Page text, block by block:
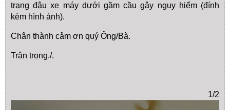
trạng đậu xe máy dưới gầm cầu gây nguy hiểm (đính
kèm hình ảnh).
Chân thành cảm ơn quý Ông/Bà.
Trân trọng./.
1/2